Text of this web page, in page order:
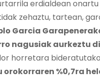
erdialdean
zehaztu, tartean,
Garcia
nagusiak aurkeztu
horretara bideratutako
%0,7ra